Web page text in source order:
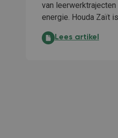
van
energie. Houda Zaït
Een goed
Lees artikel